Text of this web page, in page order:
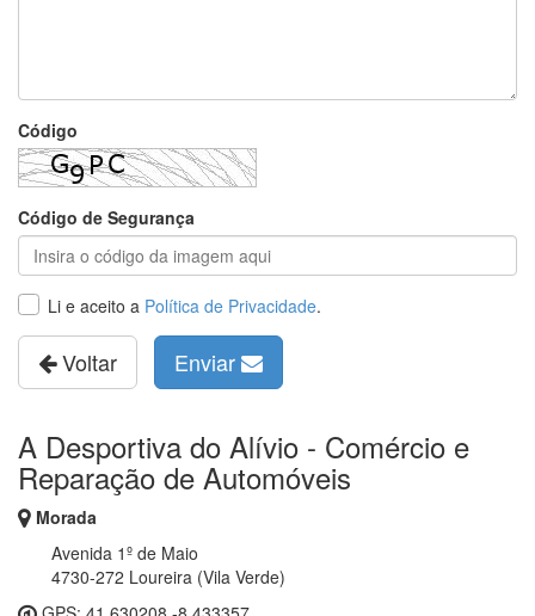
Código
Código de Segurança
Li e aceito a Política de Privacidade.
Voltar Enviar
A Desportiva do Alívio - Comércio e
Reparação de Automóveis
Morada
Avenida 1º de Maio
4730-272 Loureira (Vila Verde)